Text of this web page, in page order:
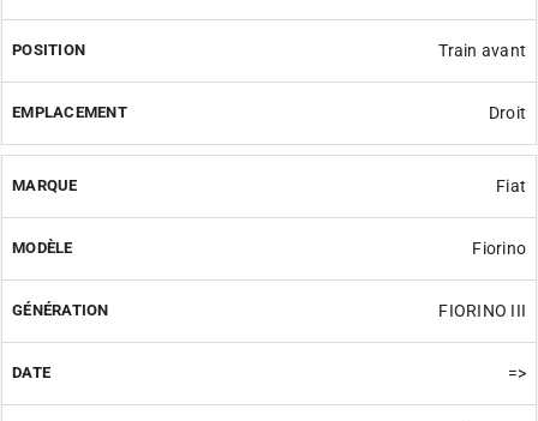
Train avant
Droit
Fiat
Fiorino
FIORINO III
=>